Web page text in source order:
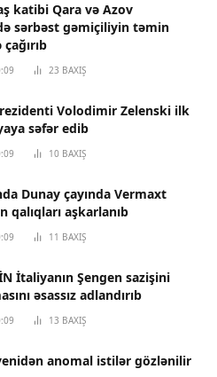
katibi Qara və Azov
sərbəst gəmiçiliyin təmin
23 BAXIŞ
Volodimir Zelenski ilk
səfər edib
10 BAXIŞ
Dunay çayında Vermaxt
qalıqları aşkarlanıb
11 BAXIŞ
İtaliyanın Şengen sazişini
əsassız adlandırıb
13 BAXIŞ
anomal istilər gözlənilir